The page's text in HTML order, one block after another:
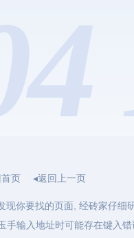
页 ◂返回上一页
现你要找的页面, 经砖家仔细
手输入地址时可能存在键入错